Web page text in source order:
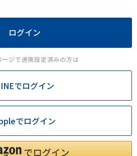
ージで連携設定済みの方は
でログイン
でログイン